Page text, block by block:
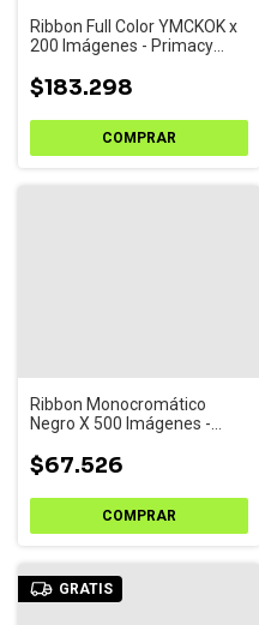
Ribbon Full Color YMCKOK x
200 Imágenes - Primacy
$183.298
Ribbon Monocromático
Negro X 500 Imágenes -
(CBGR0500K)
$67.526
GRATIS